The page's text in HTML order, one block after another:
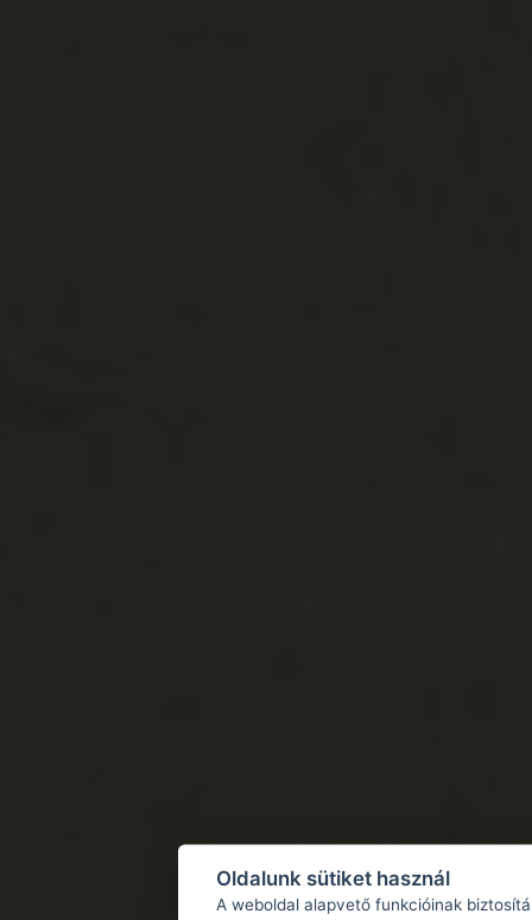
Oldalunk sütiket használ
A weboldal alapvető funkcióinak